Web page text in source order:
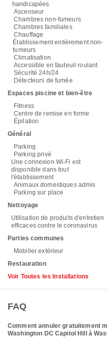
handicapées
Ascenseur
Chambres non-fumeurs
Chambres familiales
Chauffage
Établissement entièrement non-
fumeurs
Climatisation
Accessible en fauteuil roulant
Sécurité 24h/24
Détecteurs de fumée
Espaces piscine et bien-être
Fitness
Centre de remise en forme
Épilation
Général
Parking
Parking privé
Une connexion Wi-Fi est
disponible dans tout
l'établissement
Animaux domestiques admis
Parking sur place
Nettoyage
Utilisation de produits d'entretien
efficaces contre le coronavirus
Parties communes
Mobilier extérieur
Restauration
Voir Toutes les Installations
FAQ
Comment annuler gratuitement
Washington DC Capitol Hill à